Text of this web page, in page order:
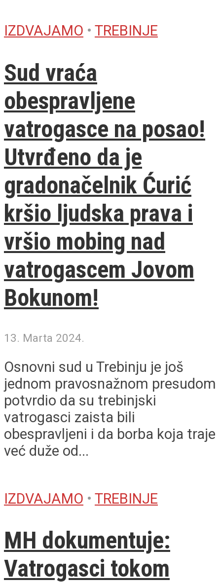
IZDVAJAMO • TREBINJE
Sud vraća
obespravljene
vatrogasce na posao!
Utvrđeno da je
gradonačelnik Ćurić
kršio ljudska prava i
vršio mobing nad
vatrogascem Jovom
Bokunom!
13. Marta 2024.
Osnovni sud u Trebinju je još
jednom pravosnažnom presudom
potvrdio da su trebinjski
vatrogasci zaista bili
obespravljeni i da borba koja traje
već duže od...
IZDVAJAMO • TREBINJE
MH dokumentuje:
Vatrogasci tokom